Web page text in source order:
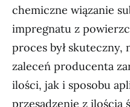
chemiczne wiązanie
impregnatu z
proces był skuteczny,
zaleceń producenta
ilości, jak i sposobu
przesadzenie z ilością